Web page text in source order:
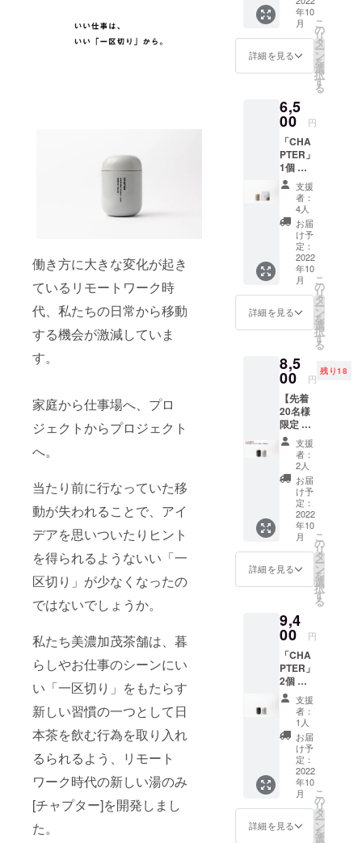
働き方に大きな変化が起き
ているリモートワーク時
代、私たちの日常から移動
する機会が激減していま
す。
家庭から仕事場へ、プロ
ジェクトからプロジェクト
へ。
当たり前に行なっていた移
動が失われることで、アイ
デアを思いついたりヒント
を得られるようないい「一
区切り」が少なくなったの
ではないでしょうか。
私たち美濃加茂茶舗は、暮
らしやお仕事のシーンにい
い「一区切り」をもたらす
新しい習慣の一つとして日
本茶を飲む行為を取り入れ
るられるよう、リモート
ワーク時代の新しい湯のみ
[チャプター]を開発しまし
た。
=========
伊藤 尚哉 |
株式会社 茶
淹 代表取締
1991年生ま
れ。24歳の
ときに名古
屋の日本茶
専門店に就
職したのを
機に日本茶
の奥深さに
魅了され
る。2018年
に日本茶イ
を取得（認
定番号19-
4318）。以
降、お茶の
淹れ方講座
や和菓子と
のペアリン
グイベント
画。2019年
「美濃加茂
茶舗」店長
に就任。
2020年に
茶淹（ちゃ
えん）」を
設立。2026
年秋に新ブ
ランド「茶
淹-chaen」
及び実店舗
を千種区・
本山にオー
プン予定。
==========
==========
完成し
たプロ
ダクト
CHAPT
ER[チャ
プ
個 ・美
濃加茂
茶舗の
煎茶
（3g×1
個入
り）※
ティー
バッグ1
個で2杯
分お楽
しみい
ただけ
ます ・
お礼の
メッ
セージ
舗オン
ライン
ストア
で何度
でもご
利用頂
ける
10%OF
Fのクー
ポン
コード
※有効期
限は発
行日か
ら180日
間で
す。 ※
メッ
セージ
機能に
てお知
らせ致
しま
す。 ■
仕様 高
さ：
112mm
幅：
76mm
■賞味期
限 煎茶
ティー
グ １
年10
月
詳細を見る
こ
の
リ
タ
ー
ン
を
選
択
す
る
6,5
00 円
「CHA
PTER」
1個 ＋
煎茶／
ほうじ
ティー
バッグ
各1個 ■
リター
ン内容
・完成
したプ
ロダク
ト
CHAPT
ER[チャ
プ
ター]×1
個 ・美
濃加茂
茶舗の
煎茶
ティー
バッグ
（3g×8
個入
り）／
ほうじ
ティー
バッグ
（3g×8
個入
個で2杯
分お楽
しみい
ただけ
ます ・
お礼の
メッ
セージ
カード
・美濃
加茂茶
舗オン
ライン
ストア
で何度
でもご
利用頂
支援
者：
4人
お届
け予
定：
2022
年10
月
詳細を見る
こ
の
リ
タ
ー
ン
を
選
択
す
る
8,5
00 円
残り18
【先着
20名様
限定 早
割】
「CHA
PTER」
2個 ＋
お試し
用煎茶
／ほう
じ茶
ティー
バッグ
各1個 ■
リター
ン内容
CHAPT
ER[チャ
プ
ター]×2
個 ・美
濃加茂
茶舗の
煎茶／
ほうじ
茶
ティー
バッ
グ ※
ティー
バッグ1
個で2杯
分お楽
支援
者：
2人
お届
け予
定：
2022
年10
月
詳細を見る
こ
の
リ
タ
ー
ン
を
選
択
す
る
9,4
00 円
「CHA
PTER」
2個 ＋
お試し
用煎茶
／ほう
じ茶
ティー
バッグ
各1個 ■
リター
ン内容
・
CHAPT
ER[チャ
支援
者：
1人
お届
け予
定：
2022
年10
月
詳細を見る
こ
の
リ
タ
ー
ン
を
選